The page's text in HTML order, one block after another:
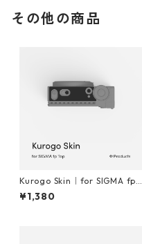
その他の商品
Kurogo Skin｜for SIGMA fp T
op
¥1,380